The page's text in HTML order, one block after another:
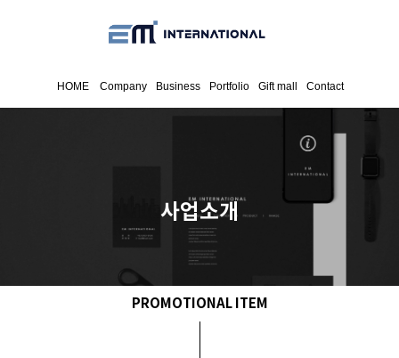
HOME Company Business Portfolio Gift mall Contact
사업소개
PROMOTIONAL ITEM